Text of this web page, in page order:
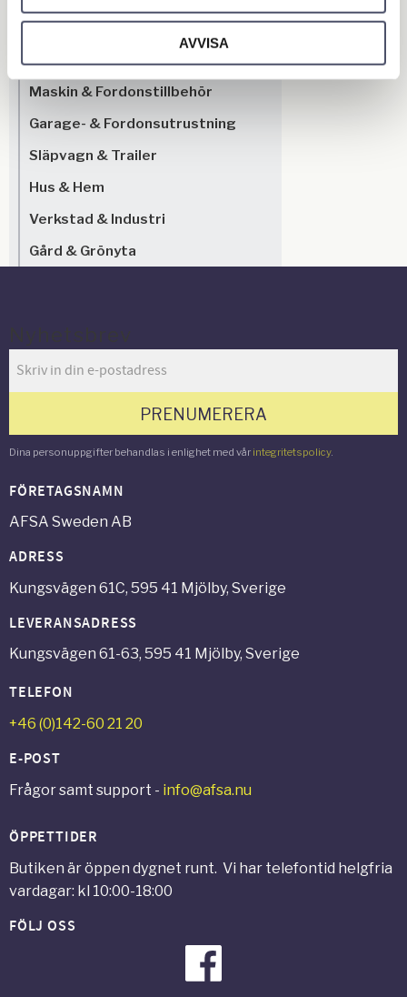
AVVISA
OUTLET - REA
Maskin & Fordonstillbehör
Garage- & Fordonsutrustning
Släpvagn & Trailer
Hus & Hem
Verkstad & Industri
Gård & Grönyta
PRENUMERERA
Dina personuppgifter behandlas i enlighet med vår integritetspolicy.
FÖRETAGSNAMN
AFSA Sweden AB
ADRESS
Kungsvägen 61C, 595 41 Mjölby, Sverige
LEVERANSADRESS
Kungsvägen 61-63, 595 41 Mjölby, Sverige
TELEFON
+46 (0)142-60 21 20
E-POST
Frågor samt support - info@afsa.nu
ÖPPETTIDER
Butiken är öppen dygnet runt. Vi har telefontid helgfria
vardagar: kl 10:00-18:00
FÖLJ OSS